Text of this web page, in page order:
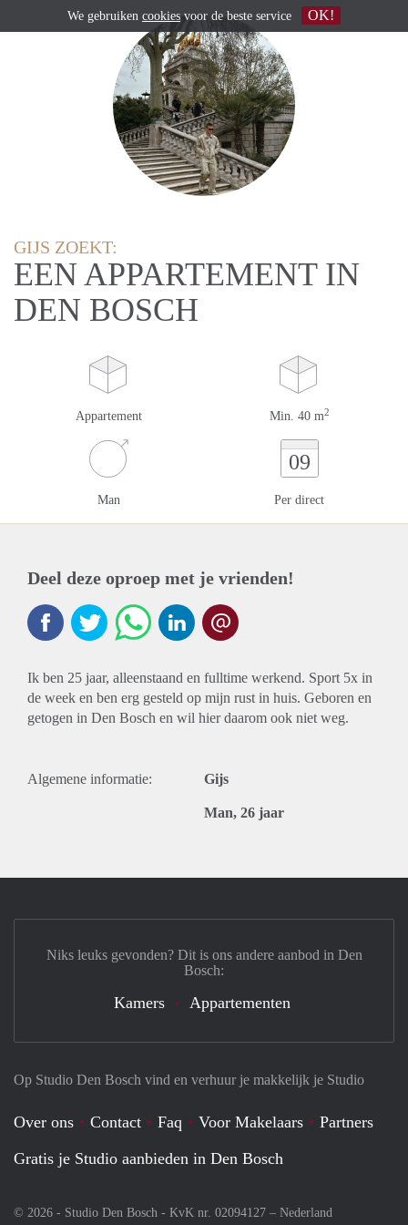
GIJS ZOEKT:
EEN APPARTEMENT IN
DEN BOSCH
Appartement Min. 40 m2
Man
09
Per direct
Deel deze oproep met je vrienden!
Ik ben 25 jaar, alleenstaand en fulltime werkend. Sport 5x in
de week en ben erg gesteld op mijn rust in huis. Geboren en
getogen in Den Bosch en wil hier daarom ook niet weg.
Algemene informatie: Gijs
Man, 26 jaar
Op Studio Den Bosch vind en verhuur je makkelijk je Studio
Over ons Contact Faq Voor Makelaars
Partners
Gratis je Studio aanbieden in Den Bosch
© 2026 - Studio Den Bosch - KvK nr. 02094127 – Nederland
Niks leuks gevonden? Dit is ons andere aanbod in Den
Bosch:
Kamers Appartementen
We gebruiken cookies voor de beste service OK!